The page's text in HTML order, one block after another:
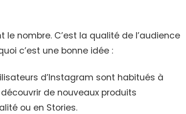
nombre. C’est la qualité de l’audience
c’est une bonne idée :
d’Instagram sont habitués à
de nouveaux produits
ou en Stories.